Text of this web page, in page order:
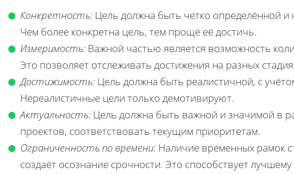
Конкретность: Цель должна быть четко определённой и
Чем более конкретна цель, тем проще её достичь.
Измеримость: Важной частью является возможность
Это позволяет отслеживать достижения на разных
Достижимость: Цель должна быть реалистичной, с
Нереалистичные цели только демотивируют.
Актуальность: Цель должна быть важной и значимой в
проектов, соответствовать текущим приоритетам.
Ограниченность по времени: Наличие временных рамок
создаёт осознание срочности. Это способствует